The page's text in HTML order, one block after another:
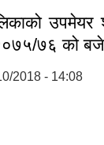
७६ को
2018 - 14:08